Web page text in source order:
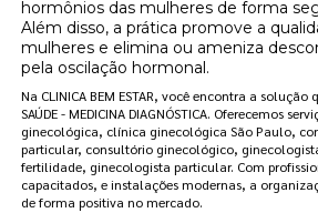
hormônios das mulheres de forma
Além disso, a prática promove a
mulheres e elimina ou ameniza
pela oscilação hormonal.
Na CLINICA BEM ESTAR, você encontra a
SAÚDE - MEDICINA DIAGNÓSTICA. Oferecemos
ginecológica, clínica ginecológica São Paulo,
particular, consultório ginecológico,
fertilidade, ginecologista particular. Com
capacitados, e instalações modernas, a
de forma positiva no mercado.